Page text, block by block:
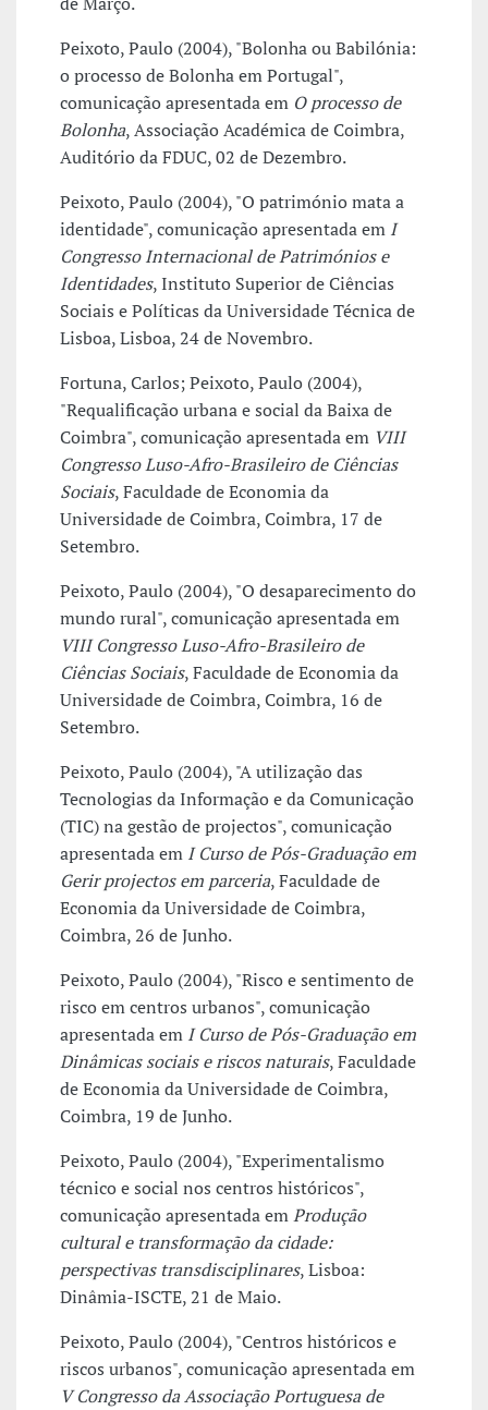
Peixoto, Paulo (2004), "Bolonha ou Babilónia:
o processo de Bolonha em Portugal",
comunicação apresentada em O processo de
Bolonha, Associação Académica de Coimbra,
Auditório da FDUC, 02 de Dezembro.
Peixoto, Paulo (2004), "O património mata a
identidade", comunicação apresentada em I
Congresso Internacional de Patrimónios e
Identidades, Instituto Superior de Ciências
Sociais e Políticas da Universidade Técnica de
Lisboa, Lisboa, 24 de Novembro.
Fortuna, Carlos; Peixoto, Paulo (2004),
"Requalificação urbana e social da Baixa de
Coimbra", comunicação apresentada em VIII
Congresso Luso-Afro-Brasileiro de Ciências
Sociais, Faculdade de Economia da
Universidade de Coimbra, Coimbra, 17 de
Setembro.
Peixoto, Paulo (2004), "O desaparecimento do
mundo rural", comunicação apresentada em
VIII Congresso Luso-Afro-Brasileiro de
Ciências Sociais, Faculdade de Economia da
Universidade de Coimbra, Coimbra, 16 de
Setembro.
Peixoto, Paulo (2004), "A utilização das
Tecnologias da Informação e da Comunicação
(TIC) na gestão de projectos", comunicação
apresentada em I Curso de Pós-Graduação em
Gerir projectos em parceria, Faculdade de
Economia da Universidade de Coimbra,
Coimbra, 26 de Junho.
Peixoto, Paulo (2004), "Risco e sentimento de
risco em centros urbanos", comunicação
apresentada em I Curso de Pós-Graduação em
Dinâmicas sociais e riscos naturais, Faculdade
de Economia da Universidade de Coimbra,
Coimbra, 19 de Junho.
Peixoto, Paulo (2004), "Experimentalismo
técnico e social nos centros históricos",
comunicação apresentada emProdução
cultural e transformação da cidade:
perspectivas transdisciplinares, Lisboa:
Dinâmia-ISCTE, 21 de Maio.
Peixoto, Paulo (2004), "Centros históricos e
riscos urbanos", comunicação apresentada em
V Congresso da Associação Portuguesa de